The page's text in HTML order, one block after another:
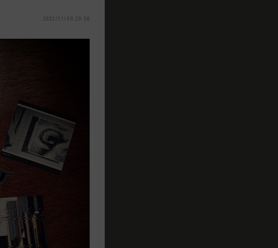
2022/11/30 23:50